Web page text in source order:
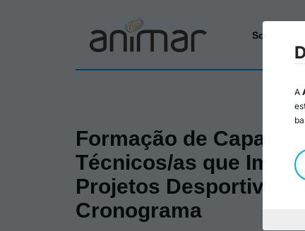
Sobre a
Formação de
Técnicos/as que
Projetos Desportivos
Cronograma
A